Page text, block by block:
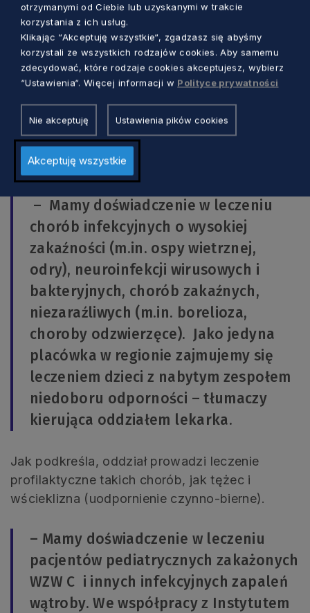
Niedźwiecka.
Na oddziale leczone będą dzieci z m.in.
chorobami zakaźnymi wieku dziecięcego,
chorobami przewodu pokarmowego, ostrymi
infekcjami układu oddechowego, ostrymi i
przewlekłymi schorzeniami wątroby,
neuroinfekcjami oraz zespołami nabytych
niedoborów odporności.
– Mamy doświadczenie w leczeniu
chorób infekcyjnych o wysokiej
zakaźności (m.in. ospy wietrznej,
odry), neuroinfekcji wirusowych i
bakteryjnych, chorób zakaźnych,
niezaraźliwych (m.in. borelioza,
choroby odzwierzęce). Jako jedyna
placówka w regionie zajmujemy się
leczeniem dzieci z nabytym zespołem
niedoboru odporności – tłumaczy
kierująca oddziałem lekarka.
Jak podkreśla, oddział prowadzi leczenie
profilaktyczne takich chorób, jak tężec i
wścieklizna (uodpornienie czynno-bierne).
– Mamy doświadczenie w leczeniu
pacjentów pediatrycznych zakażonych
WZW C i innych infekcyjnych zapaleń
wątroby. We współpracy z Instytutem
otrzymanymi od Ciebie lub uzyskanymi w trakcie
korzystania z ich usług.
Klikając “Akceptuję wszystkie“, zgadzasz się abyśmy
korzystali ze wszystkich rodzajów cookies. Aby samemu
zdecydować, które rodzaje cookies akceptujesz, wybierz
“Ustawienia“. Więcej informacji w Polityce prywatności
Nie akceptuję Ustawienia pików cookies
Akceptuję wszystkie